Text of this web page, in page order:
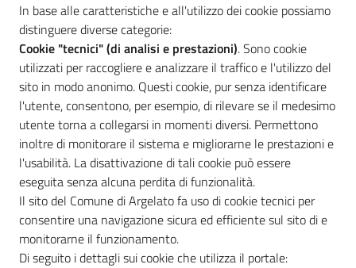
In base alle caratteristiche e all'utilizzo dei cookie possiamo
distinguere diverse categorie:
Cookie "tecnici" (di analisi e prestazioni). Sono cookie
utilizzati per raccogliere e analizzare il traffico e l'utilizzo del
sito in modo anonimo. Questi cookie, pur senza identificare
l'utente, consentono, per esempio, di rilevare se il medesimo
utente torna a collegarsi in momenti diversi. Permettono
inoltre di monitorare il sistema e migliorarne le prestazioni e
l'usabilità. La disattivazione di tali cookie può essere
eseguita senza alcuna perdita di funzionalità.
Il sito del Comune di Argelato fa uso di cookie tecnici per
consentire una navigazione sicura ed efficiente sul sito di e
monitorarne il funzionamento.
Di seguito i dettagli sui cookie che utilizza il portale: